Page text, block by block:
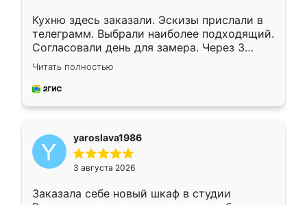
Кухню здесь заказали. Эскизы прислали в
телеграмм. Выбрали наиболее подходящий.
Согласовали день для замера. Через 3
недели кухня была уже готова. Остались
довольны работой. Спасибо Ренессанс
мебель за качественную работу!
Читать полностью
yaroslava1986
3 августа 2026
Заказала себе новый шкаф в студии